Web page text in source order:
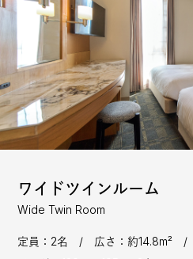
ワイドツインルーム
Wide Twin Room
定員：2名 / 広さ：約14.8m² /